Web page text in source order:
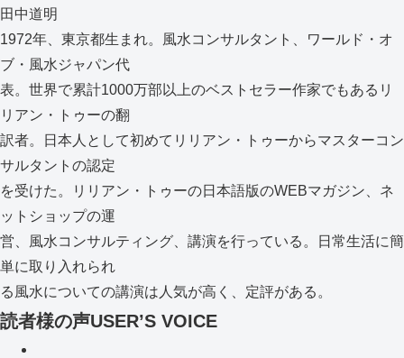
田中道明
1972年、東京都生まれ。風水コンサルタント、ワールド・オ
ブ・風水ジャパン代
表。世界で累計1000万部以上のベストセラー作家でもあるリ
リアン・トゥーの翻
訳者。日本人として初めてリリアン・トゥーからマスターコン
サルタントの認定
を受けた。リリアン・トゥーの日本語版のWEBマガジン、ネ
ットショップの運
営、風水コンサルティング、講演を行っている。日常生活に簡
単に取り入れられ
る風水についての講演は人気が高く、定評がある。
読者様の声USER’S VOICE